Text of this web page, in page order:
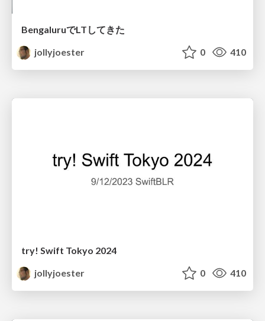
BengaluruでLTしてきた
jollyjoester
0 410
try! Swift Tokyo 2024
jollyjoester
0 410